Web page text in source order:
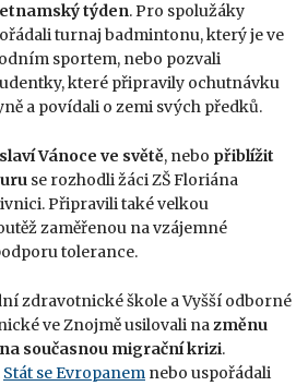
týden. Pro spolužáky
turnaj badmintonu, který je ve
sportem, nebo pozvali
které připravily ochutnávku
a povídali o zemi svých předků.
slaví Vánoce ve světě, nebo přiblížit
se rozhodli žáci ZŠ Floriána
Připravili také velkou
zaměřenou na vzájemné
tolerance.
zdravotnické škole a Vyšší odborné
ve Znojmě usilovali nazměnu
současnou migrační krizi.
Stát se Evropanem nebo uspořádali